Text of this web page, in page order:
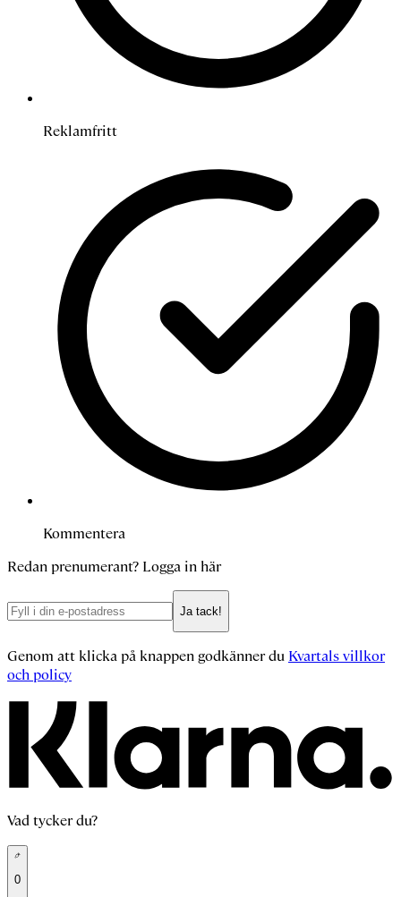
Reklamfritt
Kommentera
Redan prenumerant? Logga in här
Ja tack!
Genom att klicka på knappen godkänner du Kvartals villkor
och policy
Vad tycker du?
0